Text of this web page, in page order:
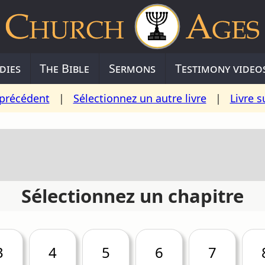
The Bible Sermons Testimony
| Sélectionnez un autre livre| Livre
Sélectionnez un chapitre
4 5 6 7